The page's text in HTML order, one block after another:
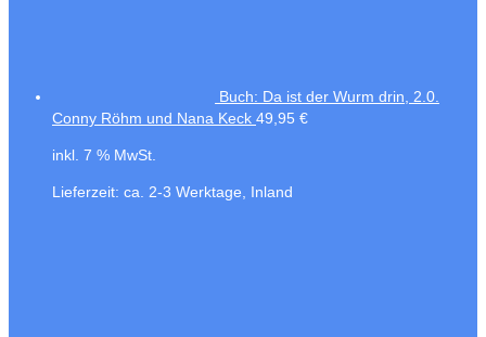
Buch: Da ist der Wurm drin, 2.0.
Conny Röhm und Nana Keck 49,95 €
inkl. 7 % MwSt.
Lieferzeit: ca. 2-3 Werktage, Inland